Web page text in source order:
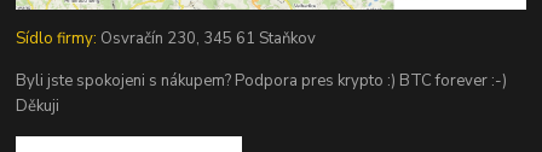
Sídlo firmy: Osvračín 230, 345 61 Staňkov
Byli jste spokojeni s nákupem? Podpora pres krypto :) BTC forever :-)
Děkuji